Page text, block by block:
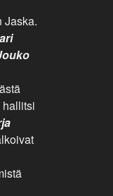
Jaska.
hallitsi